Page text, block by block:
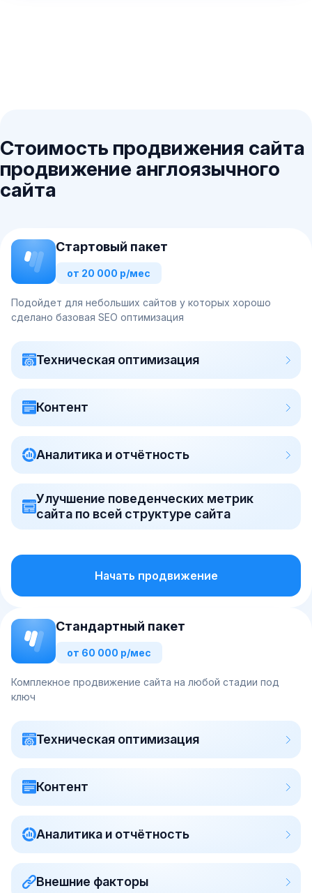
Стоимость продвижения сайта
продвижение англоязычного
сайта
Стартовый пакет
от 20 000 р/мес
Подойдет для небольших сайтов у которых хорошо
сделано базовая SEO оптимизация
Техническая оптимизация
Контент
Аналитика и отчётность
Улучшение поведенческих метрик
сайта по всей структуре сайта
Начать продвижение
Стандартный пакет
от 60 000 р/мес
Комплекное продвижение сайта на любой стадии под
ключ
Техническая оптимизация
Контент
Аналитика и отчётность
Внешние факторы